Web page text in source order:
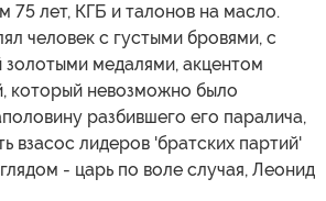
75 лет, КГБ и талонов на масло.
человек с густыми бровями, с
золотыми медалями, акцентом
который невозможно было
разбившего его паралича,
взасос лидеров 'братских партий'
- царь по воле случая, Леонид